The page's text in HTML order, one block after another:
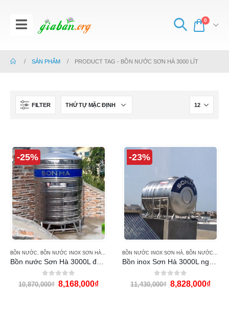
0
SẢN PHẨM PRODUCT TAG - BỒN NƯỚC SƠN HÀ 3000 LÍT
FILTER
-25%
BỒN NƯỚC BỒN NƯỚC INOX SƠN HÀ BỒN NƯỚC SƠN HÀ
0out of 5
10,870,000₫ 8,168,000₫
-23%
BỒN NƯỚC INOX SƠN HÀ BỒN NƯỚC SƠN HÀ
0out of 5
11,430,000₫ 8,828,000₫